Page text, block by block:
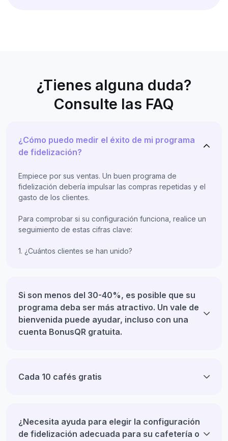
¿Tienes alguna duda?
Consulte las FAQ
¿Cómo puedo medir el éxito de mi programa
de fidelización?
Empiece por sus ventas. Un buen programa de
fidelización debería impulsar las compras repetidas y el
gasto de los clientes.
Para comprobar si su configuración funciona, realice un
seguimiento de estas cifras clave:
1. ¿Cuántos clientes se han unido?
Si son menos del 30-40%, es posible que su
programa deba ser más atractivo. Un vale de
bienvenida puede ayudar, incluso con una
cuenta BonusQR gratuita.
Cada 10 cafés gratis
¿Necesita ayuda para elegir la configuración
de fidelización adecuada para su cafetería o